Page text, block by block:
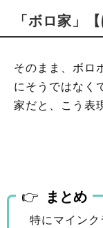
「ボロ家」
そのまま、ボロ
にそうではなく
家だと、こう表
まとめ
特にマイン